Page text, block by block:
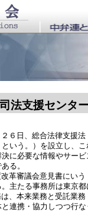
司法支援センタ
６日、総合法律支援
いう。）を設立し、
に必要な情報やサー
る。
革審議会意見書にい
主たる事務所は東京
、本来業務と受託業
連携・協力しつつ行